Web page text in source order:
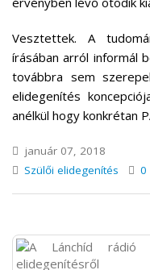
Vesztettek. A
írásában arról informál
továbbra sem
elidegenítés
anélkül hogy konkrétan
január 07, 2018
Szülői elidegenítés
0